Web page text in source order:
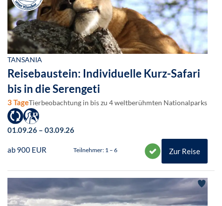
TANSANIA
Reisebaustein: Individuelle Kurz-Safari
bis in die Serengeti
3 TageTierbeobachtung in bis zu 4 weltberühmten Nationalparks
01.09.26 – 03.09.26
ab 900 EUR Teilnehmer: 1 – 6 Zur Reise